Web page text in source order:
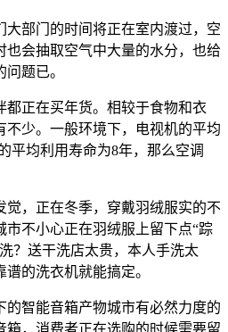
部门的时间将正在室内渡过，空
也会抽取空气中大量的水分，也给
题已。
正在买年货。相较于食物和衣
不少。一般环境下，电视机的平均
平均利用寿命为8年，那么空调
，正在冬季，穿戴羽绒服实的不
市不小心正在羽绒服上留下点“踪
？送干洗店太贵，本人手洗太
的洗衣机就能搞定。
智能音箱产物城市有必然力度的
箱，消费者正在选购的时候需要留